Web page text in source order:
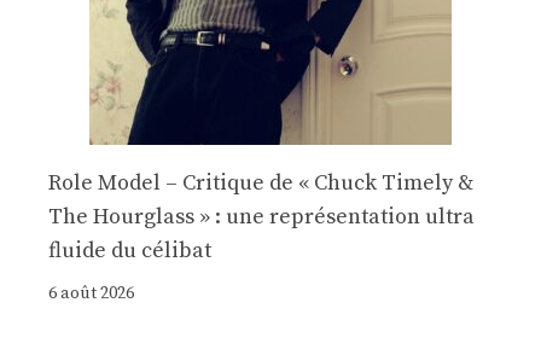
Role Model – Critique de « Chuck Timely &
The Hourglass » : une représentation ultra
fluide du célibat
6 août 2026